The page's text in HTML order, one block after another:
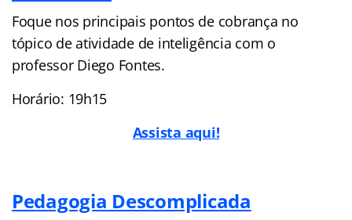
Foque nos principais pontos de cobrança no
tópico de atividade de inteligência com o
professor Diego Fontes.
Horário: 19h15
Assista aqui!
Pedagogia Descomplicada